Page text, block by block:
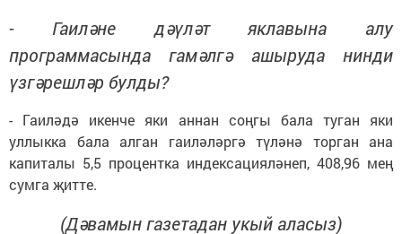
- Гаиләне дәүләт яклавына алу
программасында гамәлгә ашыруда нинди
үзгәрешләр булды?
- Гаиләдә икенче яки аннан соңгы бала туган яки
уллыкка бала алган гаиләләргә түләнә торган ана
капиталы 5,5 процентка индексацияләнеп, 408,96 мең
сумга җитте.
(Дәвамын газетадан укый аласыз)